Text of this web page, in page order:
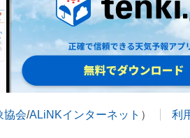
協会/ALiNKインターネット ） 利